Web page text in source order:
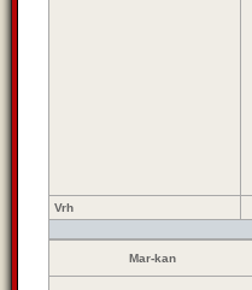
Vrh
Mar-kan